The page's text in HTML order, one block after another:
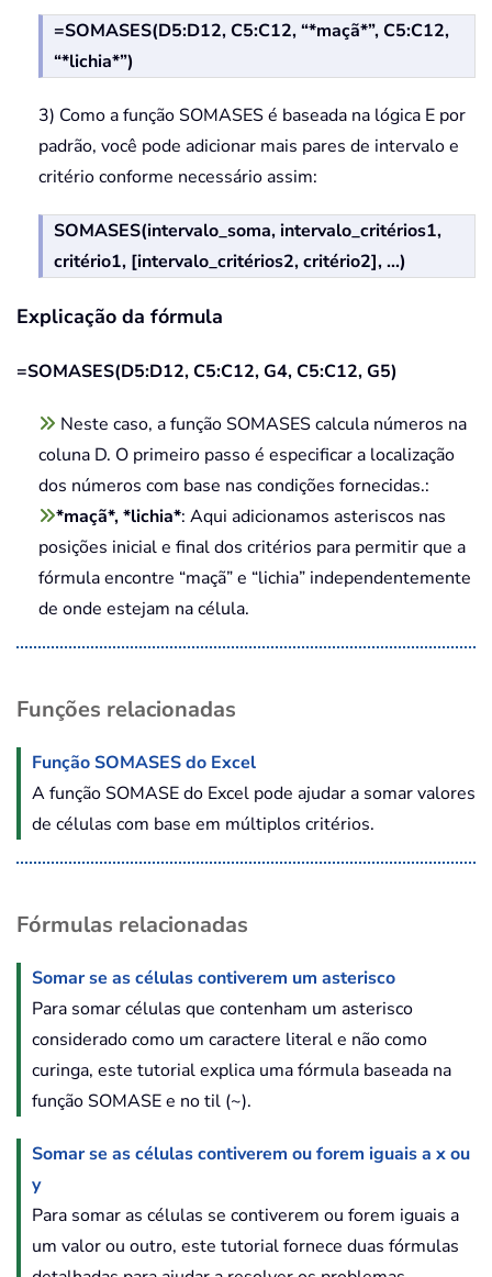
=SOMASES(D5:D12, C5:C12, “*maçã*”, C5:C12,
“*lichia*”)
3) Como a função SOMASES é baseada na lógica E por
padrão, você pode adicionar mais pares de intervalo e
critério conforme necessário assim:
SOMASES(intervalo_soma, intervalo_critérios1,
critério1, [intervalo_critérios2, critério2], ...)
Explicação da fórmula
=SOMASES(D5:D12, C5:C12, G4, C5:C12, G5)
Neste caso, a função SOMASES calcula números na
coluna D. O primeiro passo é especificar a localização
dos números com base nas condições fornecidas.:
*maçã*, *lichia*: Aqui adicionamos asteriscos nas
posições inicial e final dos critérios para permitir que a
fórmula encontre “maçã” e “lichia” independentemente
de onde estejam na célula.
Funções relacionadas
Função SOMASES do Excel
A função SOMASE do Excel pode ajudar a somar valores
de células com base em múltiplos critérios.
Fórmulas relacionadas
Somar se as células contiverem um asterisco
Para somar células que contenham um asterisco
considerado como um caractere literal e não como
curinga, este tutorial explica uma fórmula baseada na
função SOMASE e no til (~).
Somar se as células contiverem ou forem iguais a x ou
y
Para somar as células se contiverem ou forem iguais a
um valor ou outro, este tutorial fornece duas fórmulas